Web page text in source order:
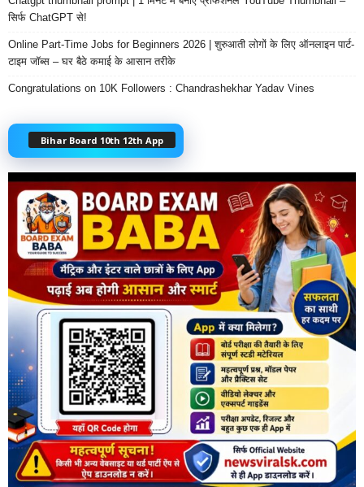
सिर्फ ChatGPT से!
Online Part-Time Jobs for Beginners 2026 | शुरुआती लोगों के लिए ऑनलाइन पार्ट-
टाइम जॉब्स – घर बैठे कमाई के आसान तरीके
Congratulations on 10K Followers : Chandrashekhar Yadav Vines
Bihar Board 10th 12th App